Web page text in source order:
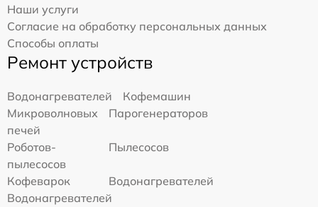
Наши услуги
Согласие на обработку персональных данных
Способы оплаты
Ремонт устройств
Водонагревателей
Кофемашин
Микроволновых
печей
Парогенераторов
Роботов-
пылесосов
Пылесосов
Кофеварок
Водонагревателей
Водонагревателей